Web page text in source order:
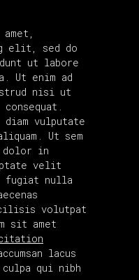
elit, sed do
ut labore
Ut enim ad
nisi ut
diam vulputate
Ut sem
in
velit
fugiat nulla
volutpat
sit amet
lacus
qui nibh